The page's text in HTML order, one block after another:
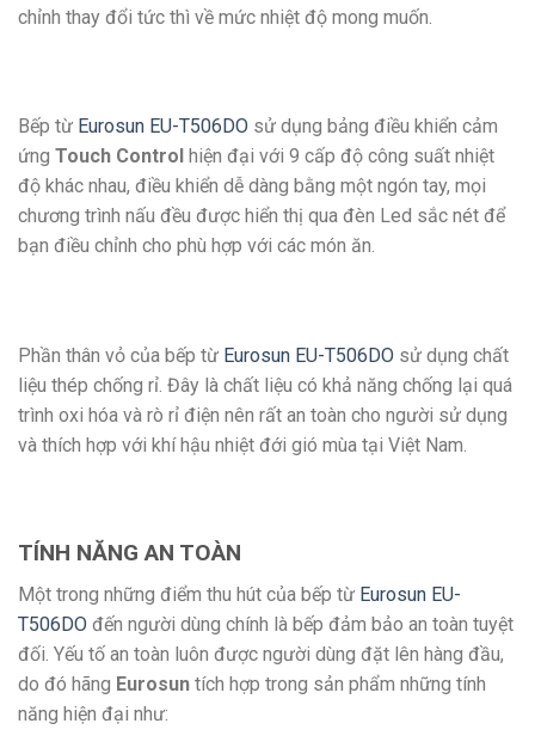
chỉnh thay đổi tức thì về mức nhiệt độ mong muốn.
Bếp từ Eurosun EU-T506DO sử dụng bảng điều khiển cảm
ứng Touch Control hiện đại với 9 cấp độ công suất nhiệt
độ khác nhau, điều khiển dễ dàng bằng một ngón tay, mọi
chương trình nấu đều được hiển thị qua đèn Led sắc nét để
bạn điều chỉnh cho phù hợp với các món ăn.
Phần thân vỏ của bếp từ Eurosun EU-T506DO sử dụng chất
liệu thép chống rỉ. Đây là chất liệu có khả năng chống lại quá
trình oxi hóa và rò rỉ điện nên rất an toàn cho người sử dụng
và thích hợp với khí hậu nhiệt đới gió mùa tại Việt Nam.
TÍNH NĂNG AN TOÀN
Một trong những điểm thu hút của bếp từ Eurosun EU-
T506DO đến người dùng chính là bếp đảm bảo an toàn tuyệt
đối. Yếu tố an toàn luôn được người dùng đặt lên hàng đầu,
do đó hãng Eurosun tích hợp trong sản phẩm những tính
năng hiện đại như: